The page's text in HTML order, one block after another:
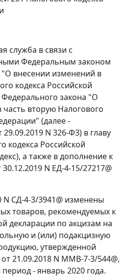
служба в связи с
Федеральным законом
"О внесении изменений в
кодекса Российской
закона "О
вторую Налогового
(далее -
N 326-ФЗ) в главу
кодекса Российской
а также в дополнение к
N ЕД-4-15/27217@
СД-4-3/3941@ изменены
товаров, рекомендуемых к
декларации по акцизам на
и (или) подакцизную
утвержденной
21.09.2018 N ММВ-7-3/544@,
- январь 2020 года.